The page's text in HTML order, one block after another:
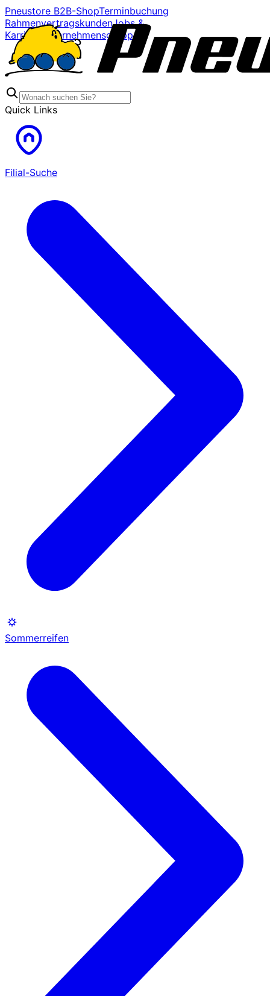
Pneustore B2B-ShopTerminbuchung
RahmenvertragskundenJobs &
Karriere
Unternehmensgruppe
Quick Links
Filial-Suche
Sommerreifen